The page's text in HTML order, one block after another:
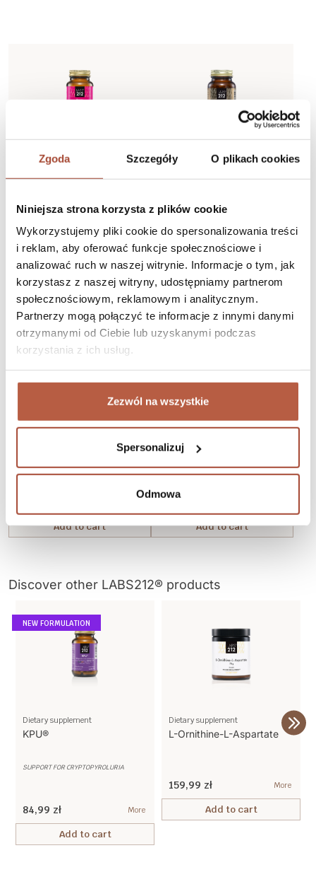
Zgoda Szczegóły O plikach cookies
Niniejsza strona korzysta z plików cookie
Wykorzystujemy pliki cookie do spersonalizowania treści
i reklam, aby oferować funkcje społecznościowe i
analizować ruch w naszej witrynie. Informacje o tym, jak
korzystasz z naszej witryny, udostępniamy partnerom
społecznościowym, reklamowym i analitycznym.
Partnerzy mogą połączyć te informacje z innymi danymi
otrzymanymi od Ciebie lub uzyskanymi podczas
korzystania z ich usług.
Zezwól na wszystkie
Spersonalizuj
Odmowa
Dietary supplement
Focus
Concentration support
124,99 zł
Add to cart
Dietary supplement
Ashwagandha
59,99 zł
Add to cart
Magnesium L-Threonate
Add to cart
Dietary supplement
CurcuVITA®
99,99 zł
Add to cart
Discover other LABS212® products
NEW FORMULATION
Dietary supplement
KPU®
SUPPORT FOR CRYPTOPYROLURIA
84,99 zł More
Add to cart
Dietary supplement
L-Ornithine-L-Aspartate
159,99 zł More
Add to cart